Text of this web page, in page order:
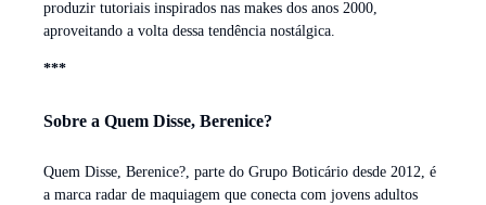
produzir tutoriais inspirados nas makes dos anos 2000,
aproveitando a volta dessa tendência nostálgica.
***
Sobre a Quem Disse, Berenice?
Quem Disse, Berenice?, parte do Grupo Boticário desde 2012, é
a marca radar de maquiagem que conecta com jovens adultos